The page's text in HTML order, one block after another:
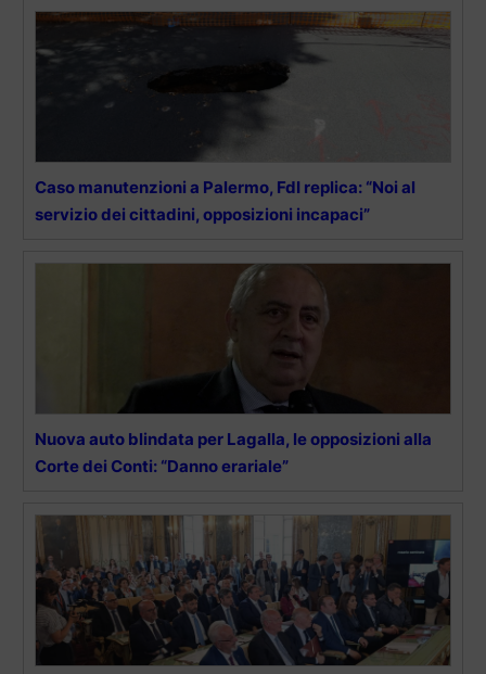
Caso manutenzioni a Palermo, FdI replica: “Noi al
servizio dei cittadini, opposizioni incapaci”
Nuova auto blindata per Lagalla, le opposizioni alla
Corte dei Conti: “Danno erariale”